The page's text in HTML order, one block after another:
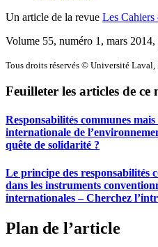
Un article de la revue Les Cahiers
Volume 55, numéro 1, mars 2014,
Tous droits réservés © Université Laval,
Feuilleter les articles de ce
Responsabilités communes
internationale de
quête de solidarité ?
Le principe des responsabilités
dans les instruments
internationales – Cherchez
Plan de l’article